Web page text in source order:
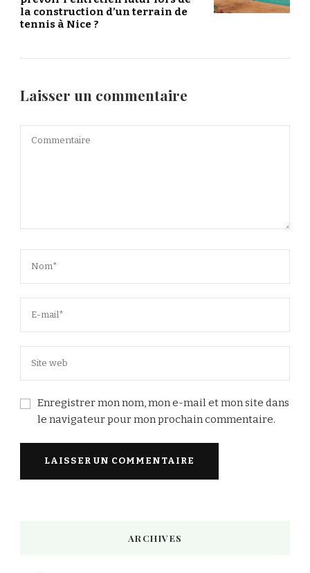
la construction d’un terrain de
tennis à Nice ?
Laisser un commentaire
Enregistrer mon nom, mon e-mail et mon site dans
le navigateur pour mon prochain commentaire.
ARCHIVES